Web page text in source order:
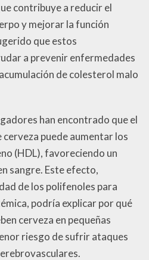
contribuye a reducir el
y mejorar la función
que estos
a prevenir enfermedades
de colesterol malo
han encontrado que el
puede aumentar los
(HDL), favoreciendo un
sangre. Este efecto,
de los polifenoles para
podría explicar por qué
cerveza en pequeñas
riesgo de sufrir ataques